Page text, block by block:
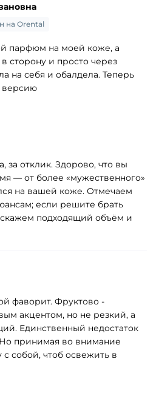
на Orental
парфюм на моей коже, а
сторону и просто через
на себя и обалдела. Теперь
версию
за отклик. Здорово, что вы
— от более «мужественного»
на вашей коже. Отмечаем
если решите брать
подходящий объём и
фаворит. Фруктово -
акцентом, но не резкий, а
Единственный недостаток
Но принимая во внимание
с собой, чтоб освежить в